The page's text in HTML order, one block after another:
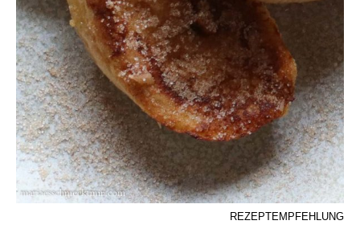
REZEPTEMPFEHLUNG